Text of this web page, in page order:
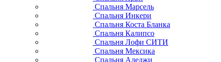
Спальня Марсель
Спальня Инкери
Спальня Коста Бланка
Спальня Калипсо
Спальня Лофи СИТИ
Спальня Мексика
Спальня Аледжи